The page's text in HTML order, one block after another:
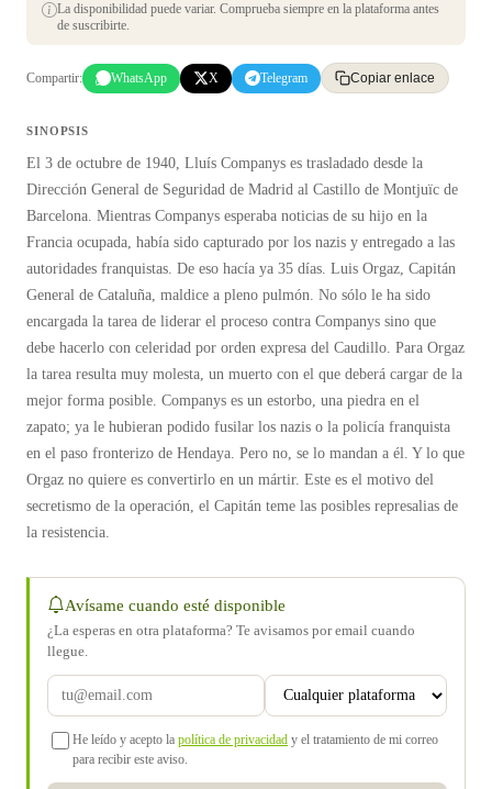
La disponibilidad puede variar. Comprueba siempre en la plataforma antes
de suscribirte.
Compartir: WhatsApp X Telegram Copiar enlace
SINOPSIS
El 3 de octubre de 1940, Lluís Companys es trasladado desde la
Dirección General de Seguridad de Madrid al Castillo de Montjuïc de
Barcelona. Mientras Companys esperaba noticias de su hijo en la
Francia ocupada, había sido capturado por los nazis y entregado a las
autoridades franquistas. De eso hacía ya 35 días. Luis Orgaz, Capitán
General de Cataluña, maldice a pleno pulmón. No sólo le ha sido
encargada la tarea de liderar el proceso contra Companys sino que
debe hacerlo con celeridad por orden expresa del Caudillo. Para Orgaz
la tarea resulta muy molesta, un muerto con el que deberá cargar de la
mejor forma posible. Companys es un estorbo, una piedra en el
zapato; ya le hubieran podido fusilar los nazis o la policía franquista
en el paso fronterizo de Hendaya. Pero no, se lo mandan a él. Y lo que
Orgaz no quiere es convertirlo en un mártir. Este es el motivo del
secretismo de la operación, el Capitán teme las posibles represalias de
la resistencia.
Avísame cuando esté disponible
¿La esperas en otra plataforma? Te avisamos por email cuando
llegue.
He leído y acepto la política de privacidad y el tratamiento de mi correo
para recibir este aviso.